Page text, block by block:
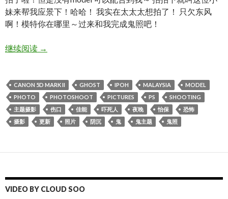
妹来帮我应景下！哈哈！ 我实在太太太想拍了！ 只欠东风
啊！模特你在哪里～过来和我完成鬼照吧！
继续阅读一张流！ 鬼门大开。七月十四! 她们来了！
→
CANON 5D MARK II GHOST IPOH MALAYSIA
MODEL
PHOTO
PHOTOSHOOT PICTURES PS
SHOOTING
主题摄影
伤口 佳能 吓死人 夜晚 怡保
恐怖
摄影
更新 照片 阴沉 鬼 鬼主题 鬼照
VIDEO BY CLOUD SOO